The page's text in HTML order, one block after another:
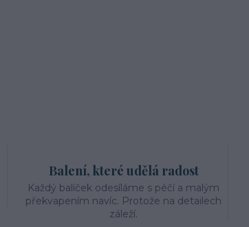
Balení, které udělá radost
Každý balíček odesíláme s péčí a malým
překvapením navíc. Protože na detailech
záleží.